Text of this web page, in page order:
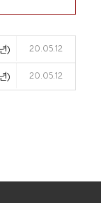
) 20.05.12
) 20.05.12